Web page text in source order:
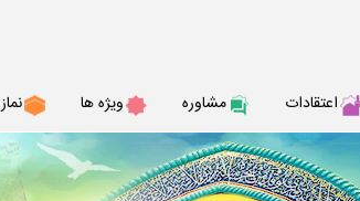
اعتقادات مشاوره ويژه ها نماز